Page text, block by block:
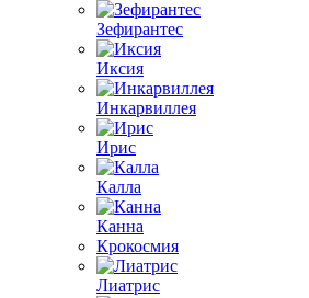
Зефирантес
Иксия
Инкарвиллея
Ирис
Калла
Канна
Крокосмия
Лиатрис